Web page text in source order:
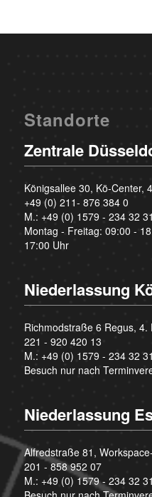
Standorte
Zentrale
Königsallee 30, Kö-Center,
+49 (0) 211- 876 384 0
M.: +49 (0) 1579 - 234 32 31
Montag - Freitag: 09:00 -
17:00 Uhr
Niederlassung
Richmodstraße 6 Regus, 4.
221 - 920 420 13
M.: +49 (0) 1579 - 234 32 31
Besuch nur nach
Niederlassung
Alfredstraße 81,
201 - 858 952 07
M.: +49 (0) 1579 - 234 32 31